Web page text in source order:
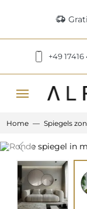
delivery_truck_speed
+49 17416
menu
Home Spiegels
Previous